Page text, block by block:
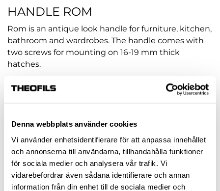
Denna webbplats använder cookies
Vi använder enhetsidentifierare för att anpassa innehållet
och annonserna till användarna, tillhandahålla funktioner
för sociala medier och analysera vår trafik. Vi
vidarebefordrar även sådana identifierare och annan
information från din enhet till de sociala medier och
HANDLE ROM
Rom is an antique look handle for furniture, kitchen,
bathroom and wardrobes. The handle comes with
two screws for mounting on 16-19 mm thick
hatches.
Article no.: hp-74514
OXIDE
HOLE SPACING (MM)
96